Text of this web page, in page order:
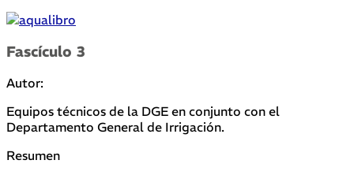
Fascículo 3
Autor:
Equipos técnicos de la DGE en conjunto con el
Departamento General de Irrigación.
Resumen